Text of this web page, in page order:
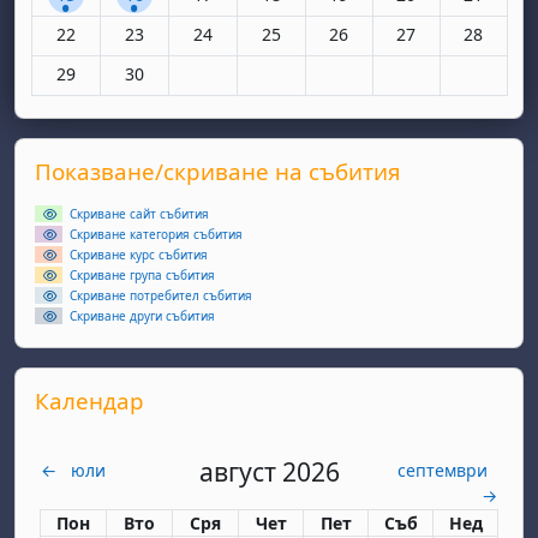
Няма събития, понеделник, 22 юни
22 Няма събития, вторник, 23 юни
23 Няма събития, сряда, 24 юни
24 Няма събития, четвъртък, 25 юни
25 Няма събития, петък, 26
26 Няма събития,
27 Няма
28
Няма събития, понеделник, 29 юни
29 Няма събития, вторник, 30 юни
30
Supplementary blocks
Прескочи Показване/скриване на събития
Показване/скриване на събития
Скриване сайт събития
Скриване категория събития
Скриване курс събития
Скриване група събития
Скриване потребител събития
Скриване други събития
Прескочи Календар
Календар
← юли август 2026
септември
→
Понеделник
Пон вторник
Вто сряда
Сря четвъртък
Чет петък
Пет събота
Съб неделя
Нед